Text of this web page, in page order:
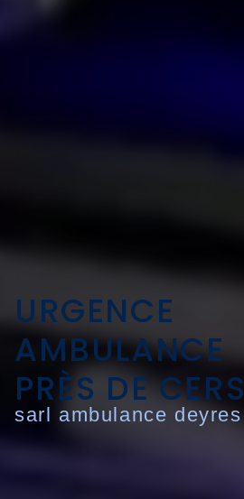
URGENCE
AMBULANCE
PRÈS DE CERS
sarl ambulance deyres